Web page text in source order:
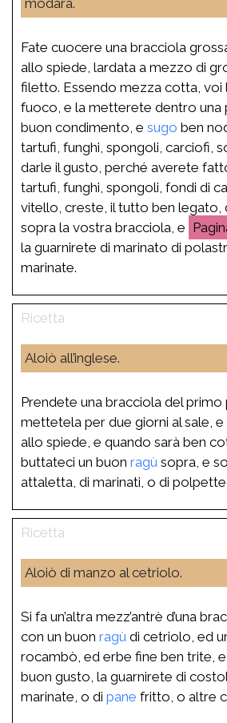
Fate cuocere una bracciola
allo spiede, lardata a mezzo di
filetto. Essendo mezza cotta, voi
fuoco, e la metterete dentro una
buon condimento, e sugo ben
tartufi, funghi, spongoli, carciofi,
darle il gusto, perché averete
tartufi, funghi, spongoli, fondi di
vitello, creste, il tutto ben legato,
sopra la vostra bracciola, e
la guarnirete di marinato di
marinate.
Aloiò all’inglese.
Prendete una bracciola del primo
mettetela per due giorni al sale,
allo spiede, e quando sarà ben
buttateci un buon ragù sopra, e
attaletta, di marinati, o di
Aloiò di manzo al cetriolo.
Si fa un’altra mezz’antrè d’una
con un buon ragù di cetriolo, ed
rocambò, ed erbe fine ben trite,
buon gusto, la guarnirete di
marinate, o di pane fritto, o altre